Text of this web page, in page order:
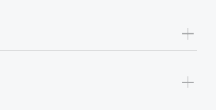
+
+